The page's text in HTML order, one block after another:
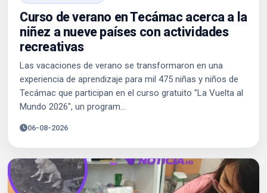
Curso de verano en Tecámac acerca a la
niñez a nueve países con actividades
recreativas
Las vacaciones de verano se transformaron en una
experiencia de aprendizaje para mil 475 niñas y niños de
Tecámac que participan en el curso gratuito "La Vuelta al
Mundo 2026", un program...
06-08-2026